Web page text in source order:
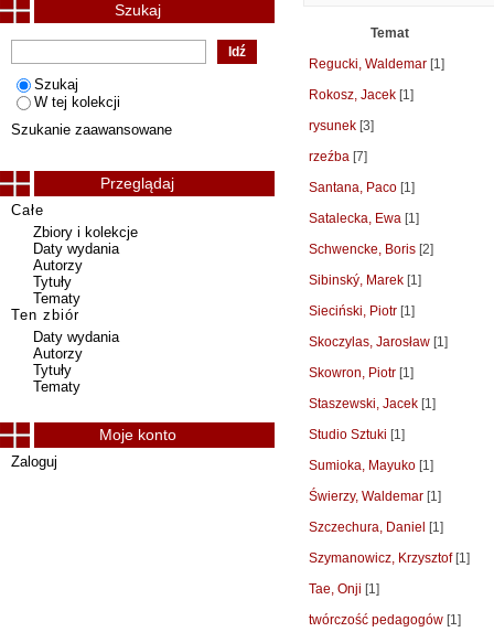
Temat
Regucki, Waldemar [1]
Rokosz, Jacek [1]
rysunek [3]
rzeźba [7]
Santana, Paco [1]
Satalecka, Ewa [1]
Schwencke, Boris [2]
Sibinský, Marek [1]
Sieciński, Piotr [1]
Skoczylas, Jarosław [1]
Skowron, Piotr [1]
Staszewski, Jacek [1]
Studio Sztuki [1]
Sumioka, Mayuko [1]
Świerzy, Waldemar [1]
Szczechura, Daniel
[1]
Szymanowicz, Krzysztof[1]
Tae, Onji [1]
twórczość pedagogów [1]
Szukaj
Szukaj
W tej kolekcji
Szukanie zaawansowane
Przeglądaj
Całe
Zbiory i kolekcje
Daty wydania
Autorzy
Tytuły
Tematy
Ten zbiór
Daty wydania
Autorzy
Tytuły
Tematy
Moje konto
Zaloguj